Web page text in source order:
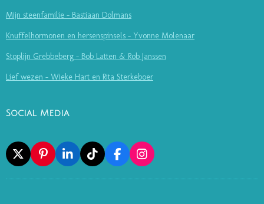
Mijn steenfamilie - Bastiaan Dolmans
Knuffelhormonen en hersenspinsels - Yvonne Molenaar
Stoplijn Grebbeberg - Bob Latten & Rob Janssen
Lief wezen - Wieke Hart en Rita Sterkeboer
Social Media
X
P
I
N
L
I
N
T
I
K
F
A
C
I
N
S